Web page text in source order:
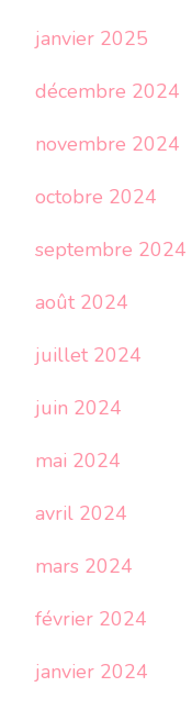
janvier 2025
décembre 2024
novembre 2024
octobre 2024
septembre 2024
août 2024
juillet 2024
juin 2024
mai 2024
avril 2024
mars 2024
février 2024
janvier 2024